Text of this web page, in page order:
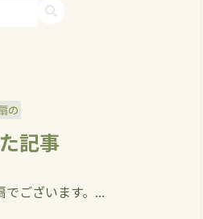
の
記事
ございます。...